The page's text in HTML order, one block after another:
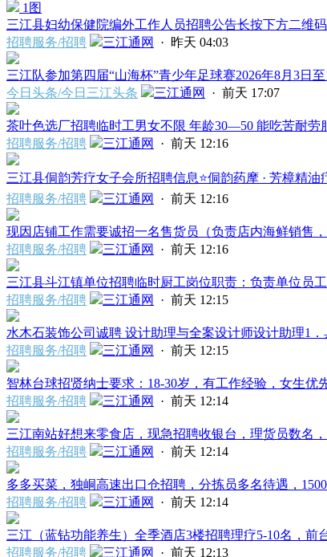
1图
三江县妇幼保健院编外工作人员招聘公告长按下方二维
招聘服务/招聘
三江通网 · 昨天 04:03
三江队参加第四届“山海杯”青少年足球赛2026年8月3日
今日头条/今日三江头条
三江通网 · 前天 17:07
茶叶色选厂招聘临时工男女不限 年龄30—50 能吃苦耐劳
招聘服务/招聘
三江通网 · 前天 12:16
三江县侗韵芳疗女子会所招聘信息⭐️侗韵药摩 · 芳樟精油
招聘服务/招聘
三江通网 · 前天 12:16
现因店铺工作需要诚招一名售货员（负责店内海鲜销售
招聘服务/招聘
三江通网 · 前天 12:16
三江县斗江镇单位招聘临时厨工岗位职责：负责单位员
招聘服务/招聘
三江通网 · 前天 12:15
水木石装饰公司诚聘 设计助理与全案设计师设计助理1
招聘服务/招聘
三江通网 · 前天 12:15
智林台球招贤纳士要求：18-30岁，有工作经验，女生优
招聘服务/招聘
三江通网 · 前天 12:14
三江南站好想来零食店，现急招聘收银台，理货员数名
招聘服务/招聘
三江通网 · 前天 12:14
多多买菜，独峒高速出口仓招聘，分拣员多名待遇，
招聘服务/招聘
三江通网 · 前天 12:14
三江（蓝钻功能养生）全季酒店3楼招聘理疗5-10名，前
招聘服务/招聘
三江通网 · 前天 12:13